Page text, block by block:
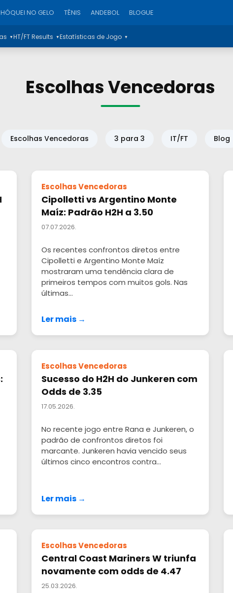
HÓQUEI NO GELO TÊNIS ANDEBOL BLOGUE
▼HT/FT Results ▼Estatísticas de Jogo ▼
Escolhas Vencedoras
Escolhas Vencedoras 3 para 3 IT/FT Blog
Escolhas Vencedoras
Cipolletti vs Argentino Monte
Maíz: Padrão H2H a 3.50
07.07.2026.
Os recentes confrontos diretos entre
Cipolletti e Argentino Monte Maíz
mostraram uma tendência clara de
primeiros tempos com muitos gols. Nas
últimas...
Ler mais →
Escolhas Vencedoras
Sucesso do H2H do Junkeren com
Odds de 3.35
17.05.2026.
No recente jogo entre Rana e Junkeren, o
padrão de confrontos diretos foi
marcante. Junkeren havia vencido seus
últimos cinco encontros contra...
Ler mais →
Escolhas Vencedoras
Central Coast Mariners W triunfa
novamente com odds de 4.47
25.03.2026.